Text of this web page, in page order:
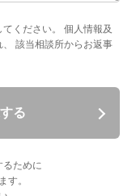
ください。
個人情報及
該当相談所からお返事
る
るために
す。